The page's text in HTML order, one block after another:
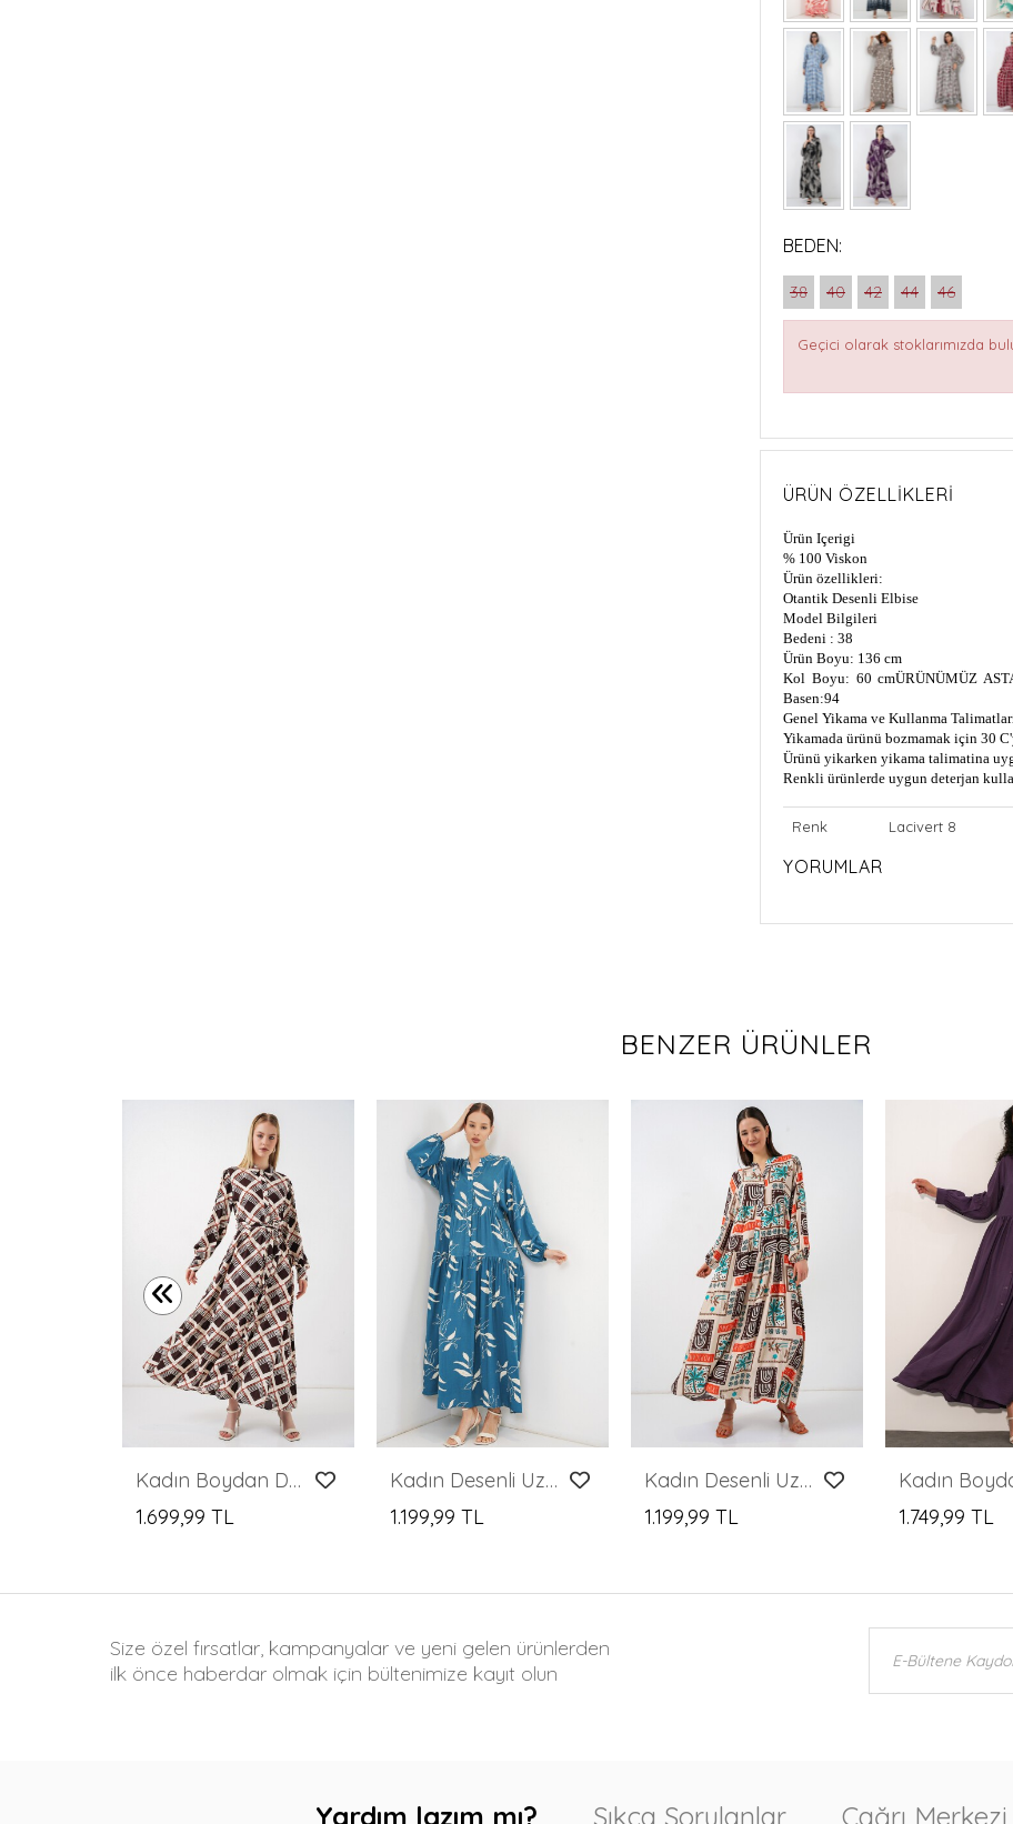
BEDEN:
38 40 42 44 46
Geçici olarak stoklarımızda
ÜRÜN ÖZELLIKLERI
Ürün Içerigi
% 100 Viskon
Ürün özellikleri:
Otantik Desenli Elbise
Model Bilgileri
Bedeni : 38
Ürün Boyu: 136 cm
Kol Boyu: 60 cmÜRÜNÜMÜZ
Basen:94
Genel Yikama ve Kullanma
Yikamada ürünü bozmamak için 30
Ürünü yikarken yikama talimatina
Renkli ürünlerde uygun deterjan
Renk Lacivert 8
YORUMLAR
BENZER ÜRÜNLER
Kadın Boydan Düğmeli Uzun Tesettür Elbise 2588 - Kahve Bej
1.699,99 TL
Kadın Desenli Uzun Tesettür Elbise 2585 - Petrol
1.199,99 TL
Kadın Desenli Uzun Tesettür Elbise 2585 - Koyu Kahve
1.199,99 TL
1.749,99 TL
Size özel fırsatlar, kampanyalar ve yeni gelen ürünlerden
ilk önce haberdar olmak için bültenimize kayıt olun
Yardım lazım mı? Sıkça Sorulanlar Çağrı Merkezi